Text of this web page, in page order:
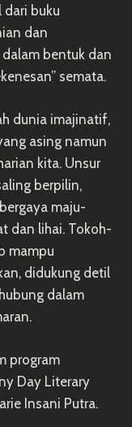
buku
dan
bentuk dan
semata.
dunia imajinatif,
asing namun
kita. Unsur
berpilin,
maju-
dan lihai. Tokoh-
mampu
didukung detil
dalam
program
Day Literary
Insani Putra.